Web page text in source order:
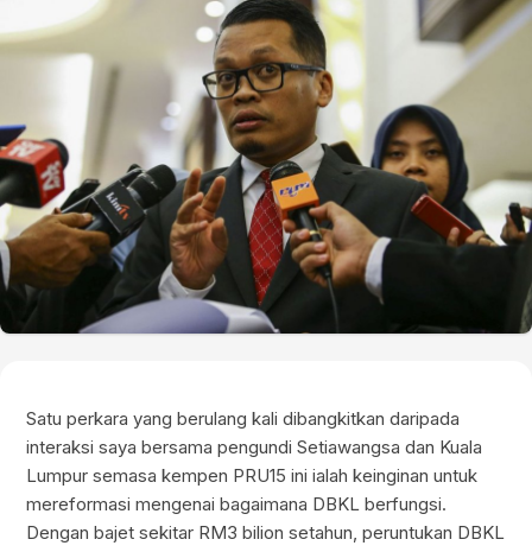
Satu perkara yang berulang kali dibangkitkan daripada
interaksi saya bersama pengundi Setiawangsa dan Kuala
Lumpur semasa kempen PRU15 ini ialah keinginan untuk
mereformasi mengenai bagaimana DBKL berfungsi.
Dengan bajet sekitar RM3 bilion setahun, peruntukan DBKL